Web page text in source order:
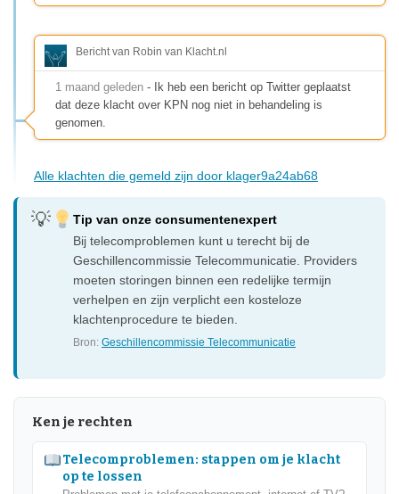
Bericht van Robin van Klacht.nl
1 maand geleden - Ik heb een bericht op Twitter geplaatst
dat deze klacht over KPN nog niet in behandeling is
genomen.
Alle klachten die gemeld zijn door klager9a24ab68
Tip van onze consumentenexpert
Bij telecomproblemen kunt u terecht bij de
Geschillencommissie Telecommunicatie. Providers
moeten storingen binnen een redelijke termijn
verhelpen en zijn verplicht een kosteloze
klachtenprocedure te bieden.
Bron:Geschillencommissie Telecommunicatie
Ken je rechten
Telecomproblemen: stappen om je klacht
op te lossen